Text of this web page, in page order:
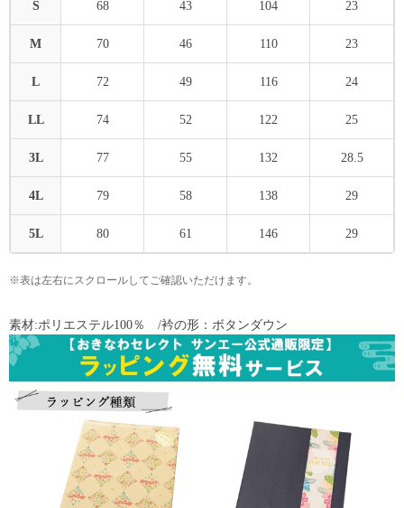
S 68 43 104 23
M 70 46 110 23
L 72 49 116 24
LL 74 52 122 25
3L 77 55 132 28.5
4L 79 58 138 29
5L 80 61 146 29
※表は左右にスクロールしてご確認いただけます。
素材:ポリエステル100％ /衿の形：ボタンダウン